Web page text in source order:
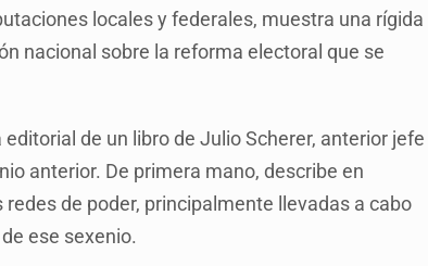
locales y federales, muestra una rígida
nacional sobre la reforma electoral que se
de un libro de Julio Scherer, anterior jefe
anterior. De primera mano, describe en
de poder, principalmente llevadas a cabo
ese sexenio.